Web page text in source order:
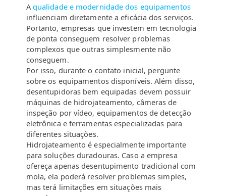
Aqualidade e modernidade dos equipamentos
influenciam diretamente a eficácia dos serviços.
Portanto, empresas que investem em tecnologia
de ponta conseguem resolver problemas
complexos que outras simplesmente não
conseguem.
Por isso, durante o contato inicial, pergunte
sobre os equipamentos disponíveis. Além disso,
desentupidoras bem equipadas devem possuir
máquinas de hidrojateamento, câmeras de
inspeção por vídeo, equipamentos de detecção
eletrônica e ferramentas especializadas para
diferentes situações.
Hidrojateamento é especialmente importante
para soluções duradouras. Caso a empresa
ofereça apenas desentupimento tradicional com
mola, ela poderá resolver problemas simples,
mas terá limitações em situações mais